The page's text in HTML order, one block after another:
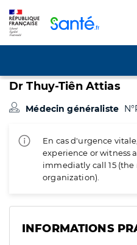
Dr Thuy-Tiên Attias
Médecin généraliste
En cas d'urgence
experience or witness
immediatly call 15
organization).
INFORMATIONS